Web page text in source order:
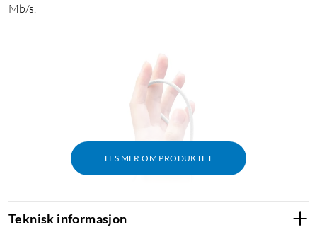
Mb/s.
LES MER OM PRODUKTET
Teknisk informasjon